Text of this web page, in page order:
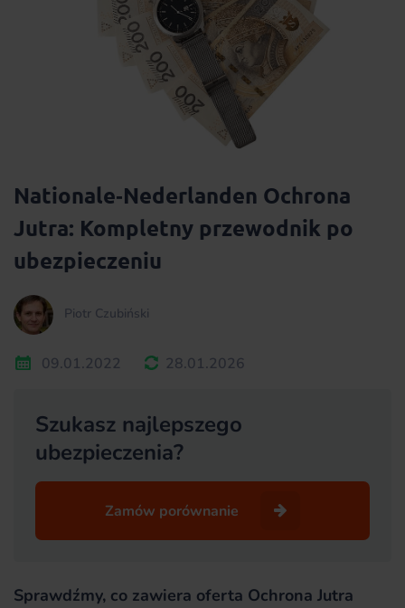
Nationale‑Nederlanden Ochrona
Jutra: Kompletny przewodnik po
ubezpieczeniu
Piotr Czubiński
09.01.2022 28.01.2026
Szukasz najlepszego
ubezpieczenia?
Zamów porównanie
Sprawdźmy, co zawiera oferta Ochrona Jutra